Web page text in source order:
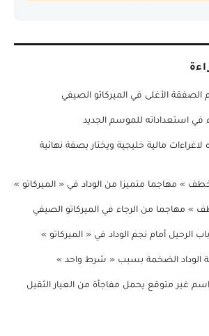
الصفقة الأغلى في الميركاتو الصيفي
في استعداداته للموسم الجديد
لاغراءات مالية خليجية ويختار بصفة نهائية
» مهاجما متميزا من الوداد في « الميركاتو »
» مهاجما من الرجاء في الميركاتو الصيفي
الرحيل أمام نجم الوداد في « الميركاتو »
الوداد الضخمة بسبب « شرط واحد »
اسم غير متوقع يحمل مفاجأة من العيار الثقيل